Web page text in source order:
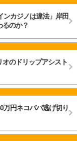
ンカジノは違法」岸田
のか？
オのドリップアシスト
万円ネコババ逃げ切り